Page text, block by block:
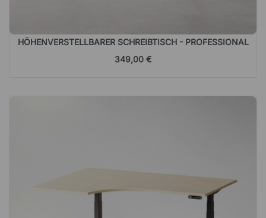
HÖHENVERSTELLBARER SCHREIBTISCH - PROFESSIONAL
349,00 €